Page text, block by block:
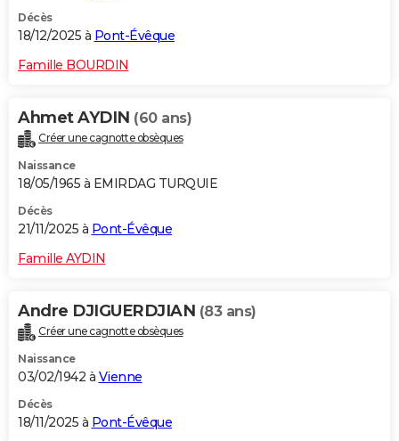
Décès
18/12/2025 à Pont-Évêque
Famille BOURDIN
Ahmet AYDIN (60 ans)
Créer une cagnotte obsèques
Naissance
18/05/1965 à EMIRDAG TURQUIE
Décès
21/11/2025 à Pont-Évêque
Famille AYDIN
Andre DJIGUERDJIAN (83 ans)
Créer une cagnotte obsèques
Naissance
03/02/1942 à Vienne
Décès
18/11/2025 à Pont-Évêque